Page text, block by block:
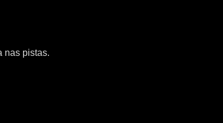
nas pistas.